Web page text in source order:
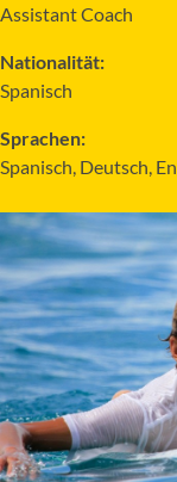
Assistant Coach
Nationalität:
Spanisch
Sprachen:
Spanisch, Deutsch,